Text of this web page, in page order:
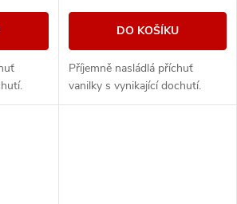
DO KOŠÍKU
Příjemně nasládlá příchuť
vanilky s vynikající dochutí.